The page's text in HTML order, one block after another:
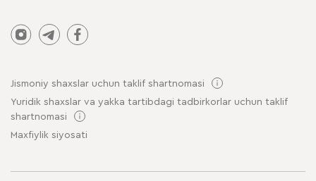
Jismoniy shaxslar uchun taklif shartnomasi
Yuridik shaxslar va yakka tartibdagi tadbirkorlar uchun taklif
shartnomasi
Maxfiylik siyosati